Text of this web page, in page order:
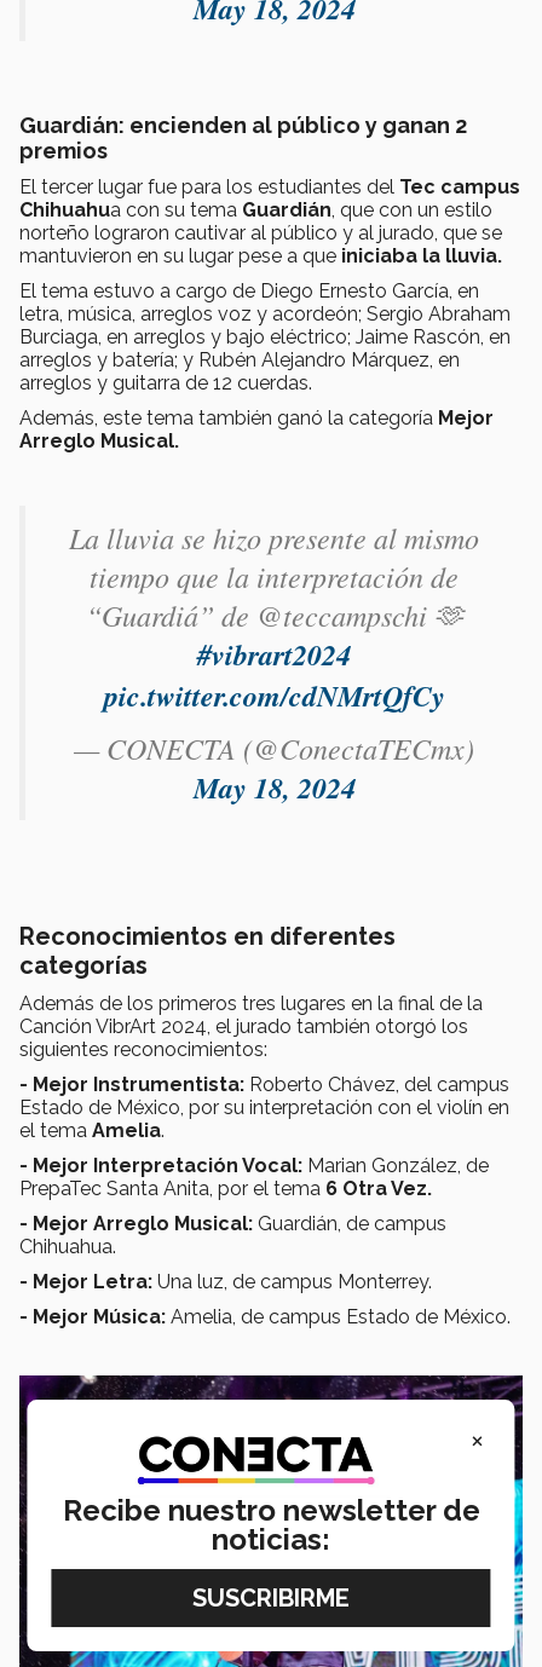
May 18, 2024
Guardián: encienden al público y ganan 2
premios
El tercer lugar fue para los estudiantes del Tec campus
Chihuahua con su tema Guardián, que con un estilo
norteño lograron cautivar al público y al jurado, que se
mantuvieron en su lugar pese a que iniciaba la lluvia.
El tema estuvo a cargo de Diego Ernesto García, en
letra, música, arreglos voz y acordeón; Sergio Abraham
Burciaga, en arreglos y bajo eléctrico; Jaime Rascón, en
arreglos y batería; y Rubén Alejandro Márquez, en
arreglos y guitarra de 12 cuerdas.
Además, este tema también ganó la categoría Mejor
Arreglo Musical.
La lluvia se hizo presente al mismo
tiempo que la interpretación de
“Guardiá” de @teccampschi 🫶
#vibrart2024
pic.twitter.com/cdNMrtQfCy
— CONECTA (@ConectaTECmx)
May 18, 2024
Reconocimientos en diferentes
categorías
Además de los primeros tres lugares en la final de la
Canción VibrArt 2024, el jurado también otorgó los
siguientes reconocimientos:
- Mejor Instrumentista: Roberto Chávez, del campus
Estado de México, por su interpretación con el violín en
el tema Amelia.
- Mejor Interpretación Vocal: Marian González, de
PrepaTec Santa Anita, por el tema 6 Otra Vez.
- Mejor Arreglo Musical: Guardián, de campus
Chihuahua.
- Mejor Letra: Una luz, de campus Monterrey.
- Mejor Música: Amelia, de campus Estado de México.
×
Recibe nuestro newsletter de
noticias: